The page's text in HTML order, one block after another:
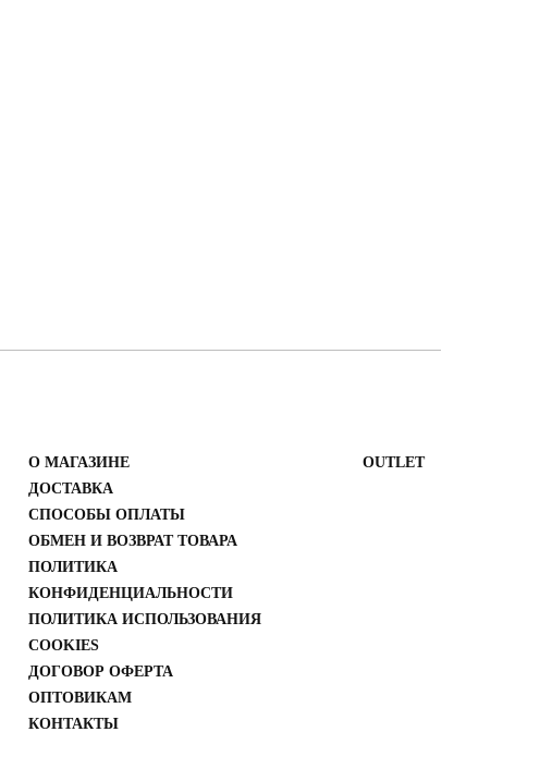
О МАГАЗИНЕ
ДОСТАВКА
СПОСОБЫ ОПЛАТЫ
ОБМЕН И ВОЗВРАТ ТОВАРА
ПОЛИТИКА
КОНФИДЕНЦИАЛЬНОСТИ
ПОЛИТИКА ИСПОЛЬЗОВАНИЯ
COOKIES
ДОГОВОР ОФЕРТА
ОПТОВИКАМ
КОНТАКТЫ
ОUTLET